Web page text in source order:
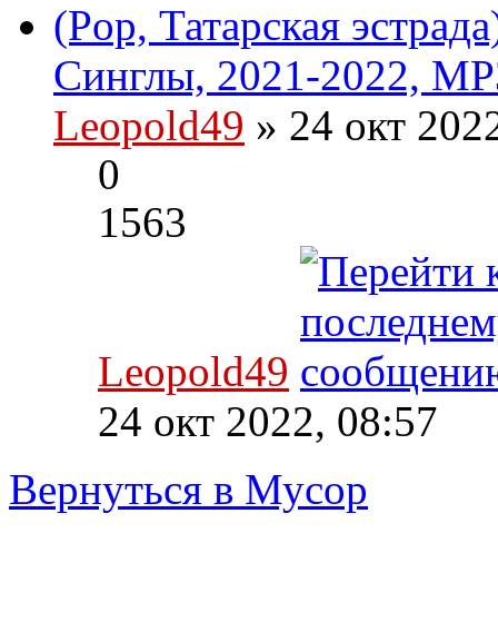
(Pop, Татарская
Синглы, 2021-2022,
Leopold49 » 24 окт
0
1563
Leopold49
24 окт 2022, 08:57
Вернуться в Мусор